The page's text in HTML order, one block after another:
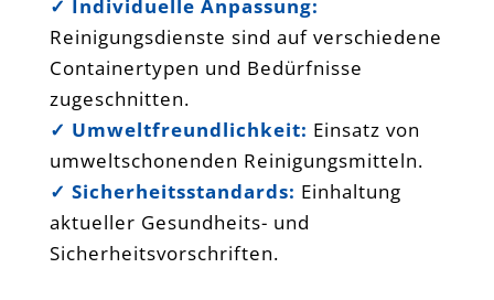
✓ Individuelle Anpassung:
Reinigungsdienste sind auf verschiedene
Containertypen und Bedürfnisse
zugeschnitten.
✓ Umweltfreundlichkeit: Einsatz von
umweltschonenden Reinigungsmitteln.
✓ Sicherheitsstandards: Einhaltung
aktueller Gesundheits- und
Sicherheitsvorschriften.